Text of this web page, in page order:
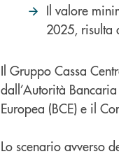
Il valore
2025, risulta
Il Gruppo Cassa
dall’Autorità
Europea (BCE) e il
Lo scenario avverso